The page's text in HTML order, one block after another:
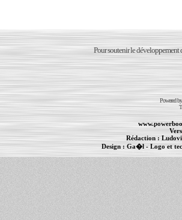
Pour soutenir le développement
Powered
Rédaction :
Design : Ga�l- Logo et
Informations : PowerBook-